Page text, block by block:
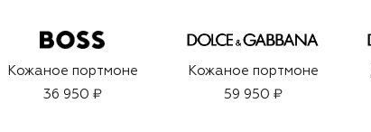
Кожаное портмоне
36 950 ₽
Кожаное портмоне
59 950 ₽